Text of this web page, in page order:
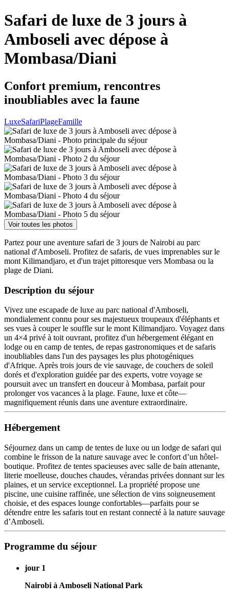
Safari de luxe de 3 jours à
Amboseli avec dépose à
Mombasa/Diani
Confort premium, rencontres
inoubliables avec la faune
LuxeSafariPlageFamille
Voir toutes les photos
Partez pour une aventure safari de 3 jours de Nairobi au parc
national d'Amboseli. Profitez de safaris, de vues imprenables sur le
mont Kilimandjaro, et d'un trajet pittoresque vers Mombasa ou la
plage de Diani.
Description du séjour
Vivez une escapade de luxe au parc national d'Amboseli,
mondialement connu pour ses majestueux troupeaux d'éléphants et
ses vues à couper le souffle sur le mont Kilimandjaro. Voyagez dans
un 4×4 privé à toit ouvrant, profitez d'un hébergement élégant en
lodge ou en camp de tentes, de repas gastronomiques et de safaris
inoubliables dans l'un des paysages les plus photogéniques
d'Afrique. Après trois jours de vie sauvage, de couchers de soleil
dorés et d'exploration guidée par des experts, votre voyage se
poursuit avec un transfert en douceur à Mombasa, parfait pour
prolonger vos vacances à la plage. Faune, luxe et côte—
magnifiquement réunis dans une aventure extraordinaire.
Hébergement
Séjournez dans un camp de tentes de luxe ou un lodge de safari qui
combine le frisson de la nature sauvage avec le confort d’un hôtel-
boutique. Profitez de tentes spacieuses avec salle de bain attenante,
literie moelleuse, douches chaudes, vérandas privées donnant sur les
plaines, et un service exceptionnel. La propriété propose une
piscine, une cuisine raffinée, une sélection de vins soigneusement
choisie, et des espaces lounge confortables—parfaits pour se
détendre entre les safaris tout en restant connecté à la nature sauvage
d’Amboseli.
Programme du séjour
jour 1
Nairobi à Amboseli National Park